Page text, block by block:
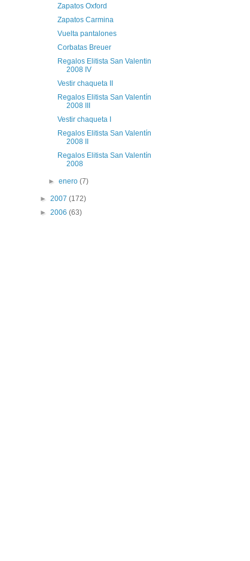
Zapatos Oxford
Zapatos Carmina
Vuelta pantalones
Corbatas Breuer
Regalos Elitista San Valentin
2008 IV
Vestir chaqueta II
Regalos Elitista San Valentín
2008 III
Vestir chaqueta I
Regalos Elitista San Valentín
2008 II
Regalos Elitista San Valentín
2008
►enero(7)
► 2007 (172)
► 2006 (63)